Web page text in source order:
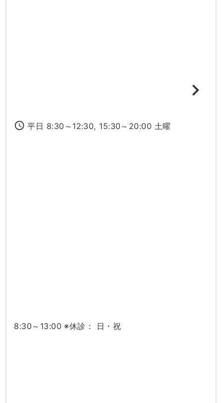
access_time 平日 8:30～12:30, 15:30～20:00 土曜
8:30～13:00 ※休診： 日・祝